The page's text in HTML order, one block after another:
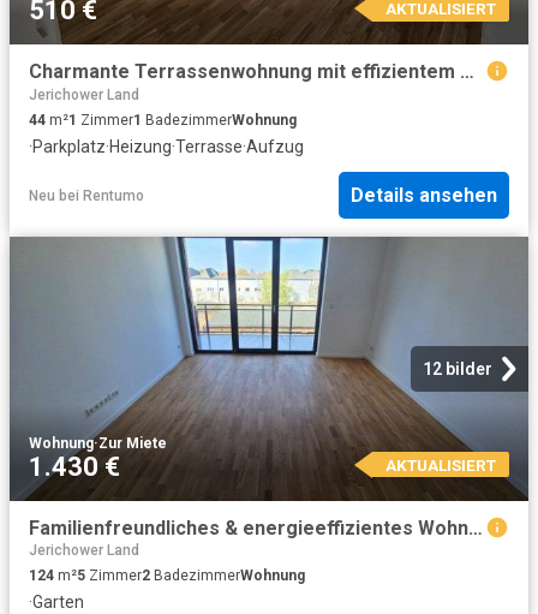
510 € AKTUALISIERT
Charmante Terrassenwohnung mit effizientem Grundriss|Aufzug|Stellplatz|Bad mit Dusche|Rollladen
Jerichower Land
44 m²1 Zimmer1 BadezimmerWohnung
·Parkplatz·Heizung·Terrasse·Aufzug
Neu bei Rentumo Details ansehen
12 bilder
Wohnung·Zur Miete
1.430 € AKTUALISIERT
Familienfreundliches & energieeffizientes Wohnen in moderner Doppelhaushälfte mit großem Garten
Jerichower Land
124 m²5 Zimmer2 BadezimmerWohnung
·Garten